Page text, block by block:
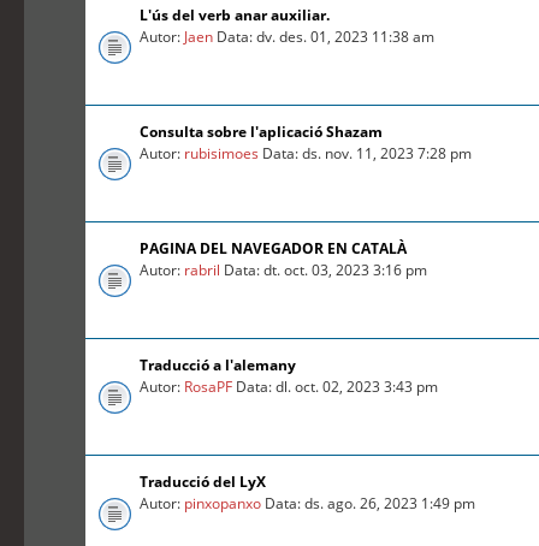
L'ús del verb anar auxiliar.
Autor: Jaen Data: dv. des. 01, 2023 11:38 am
Consulta sobre l'aplicació Shazam
Autor: rubisimoes Data: ds. nov. 11, 2023 7:28 pm
PAGINA DEL NAVEGADOR EN CATALÀ
Autor: rabril Data: dt. oct. 03, 2023 3:16 pm
Traducció a l'alemany
Autor: RosaPF Data: dl. oct. 02, 2023 3:43 pm
Traducció del LyX
Autor: pinxopanxo Data: ds. ago. 26, 2023 1:49 pm